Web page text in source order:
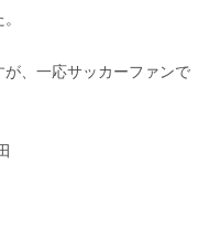
、一応サッカーファンで